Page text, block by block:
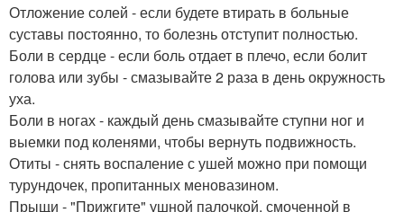
Отложение солей - если будете втирать в больные
суставы постоянно, то болезнь отступит полностью.
Боли в сердце - если боль отдает в плечо, если болит
голова или зубы - смазывайте 2 раза в день окружность
уха.
Боли в ногах - каждый день смазывайте ступни ног и
выемки под коленями, чтобы вернуть подвижность.
Отиты - снять воспаление с ушей можно при помощи
турундочек, пропитанных меновазином.
Прыщи - "Прижгите" ушной палочкой, смоченной в